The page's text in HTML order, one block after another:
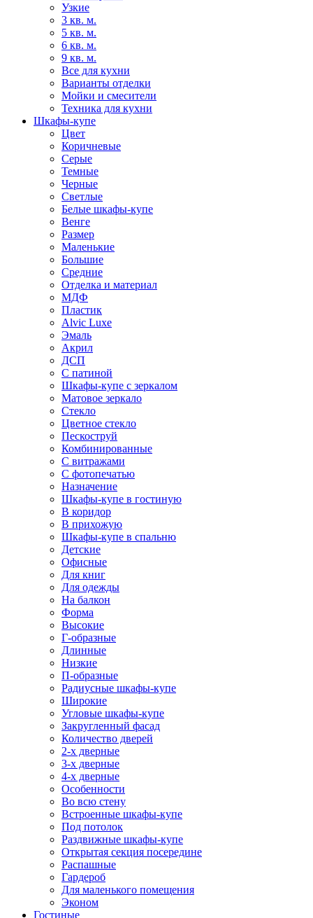
Узкие
3 кв. м.
5 кв. м.
6 кв. м.
9 кв. м.
Все для кухни
Варианты отделки
Мойки и смесители
Техника для кухни
Шкафы-купе
Цвет
Коричневые
Серые
Темные
Черные
Светлые
Белые шкафы-купе
Венге
Размер
Маленькие
Большие
Средние
Отделка и материал
МДФ
Пластик
Alvic Luxe
Эмаль
Акрил
ДСП
С патиной
Шкафы-купе с зеркалом
Матовое зеркало
Стекло
Цветное стекло
Пескоструй
Комбинированные
С витражами
С фотопечатью
Назначение
Шкафы-купе в гостиную
В коридор
В прихожую
Шкафы-купе в спальню
Детские
Офисные
Для книг
Для одежды
На балкон
Форма
Высокие
Г-образные
Длинные
Низкие
П-образные
Радиусные шкафы-купе
Широкие
Угловые шкафы-купе
Закругленный фасад
Количество дверей
2-х дверные
3-х дверные
4-х дверные
Особенности
Во всю стену
Встроенные шкафы-купе
Под потолок
Раздвижные шкафы-купе
Открытая секция посередине
Распашные
Гардероб
Для маленького помещения
Эконом
Гостиные